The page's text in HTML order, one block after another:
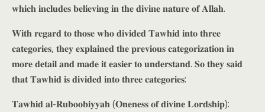
𝐰𝐡𝐢𝐜𝐡 𝐢𝐧𝐜𝐥𝐮𝐝𝐞𝐬 𝐛𝐞𝐥𝐢𝐞𝐯𝐢𝐧𝐠 𝐢𝐧 𝐭𝐡𝐞 𝐝𝐢𝐯𝐢𝐧𝐞 𝐧𝐚𝐭𝐮𝐫𝐞 𝐨𝐟 𝐀𝐥𝐥𝐚𝐡.
𝐖𝐢𝐭𝐡 𝐫𝐞𝐠𝐚𝐫𝐝 𝐭𝐨 𝐭𝐡𝐨𝐬𝐞 𝐰𝐡𝐨 𝐝𝐢𝐯𝐢𝐝𝐞𝐝 𝐓𝐚𝐰𝐡𝐢𝐝 𝐢𝐧𝐭𝐨 𝐭𝐡𝐫𝐞𝐞
𝐜𝐚𝐭𝐞𝐠𝐨𝐫𝐢𝐞𝐬, 𝐭𝐡𝐞𝐲 𝐞𝐱𝐩𝐥𝐚𝐢𝐧𝐞𝐝 𝐭𝐡𝐞 𝐩𝐫𝐞𝐯𝐢𝐨𝐮𝐬 𝐜𝐚𝐭𝐞𝐠𝐨𝐫𝐢𝐳𝐚𝐭𝐢𝐨𝐧 𝐢𝐧
𝐦𝐨𝐫𝐞 𝐝𝐞𝐭𝐚𝐢𝐥 𝐚𝐧𝐝 𝐦𝐚𝐝𝐞 𝐢𝐭 𝐞𝐚𝐬𝐢𝐞𝐫 𝐭𝐨 𝐮𝐧𝐝𝐞𝐫𝐬𝐭𝐚𝐧𝐝. 𝐒𝐨 𝐭𝐡𝐞𝐲 𝐬𝐚𝐢𝐝
𝐭𝐡𝐚𝐭 𝐓𝐚𝐰𝐡𝐢𝐝 𝐢𝐬 𝐝𝐢𝐯𝐢𝐝𝐞𝐝 𝐢𝐧𝐭𝐨 𝐭𝐡𝐫𝐞𝐞 𝐜𝐚𝐭𝐞𝐠𝐨𝐫𝐢𝐞𝐬:
𝐓𝐚𝐰𝐡𝐢𝐝 𝐚𝐥-𝐑𝐮𝐛𝐨𝐨𝐛𝐢𝐲𝐲𝐚𝐡 (𝐎𝐧𝐞𝐧𝐞𝐬𝐬 𝐨𝐟 𝐝𝐢𝐯𝐢𝐧𝐞 𝐋𝐨𝐫𝐝𝐬𝐡𝐢𝐩):